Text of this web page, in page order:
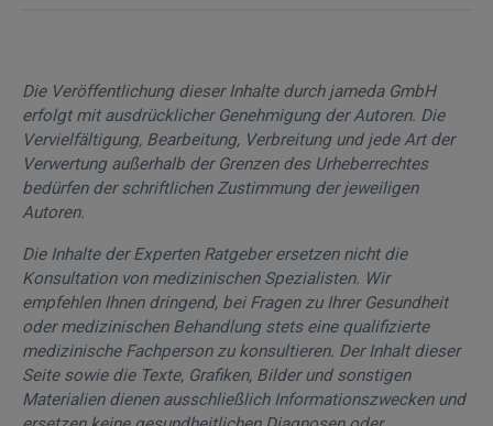
Die Veröffentlichung dieser Inhalte durch jameda GmbH
erfolgt mit ausdrücklicher Genehmigung der Autoren. Die
Vervielfältigung, Bearbeitung, Verbreitung und jede Art der
Verwertung außerhalb der Grenzen des Urheberrechtes
bedürfen der schriftlichen Zustimmung der jeweiligen
Autoren.
Die Inhalte der Experten Ratgeber ersetzen nicht die
Konsultation von medizinischen Spezialisten. Wir
empfehlen Ihnen dringend, bei Fragen zu Ihrer Gesundheit
oder medizinischen Behandlung stets eine qualifizierte
medizinische Fachperson zu konsultieren. Der Inhalt dieser
Seite sowie die Texte, Grafiken, Bilder und sonstigen
Materialien dienen ausschließlich Informationszwecken und